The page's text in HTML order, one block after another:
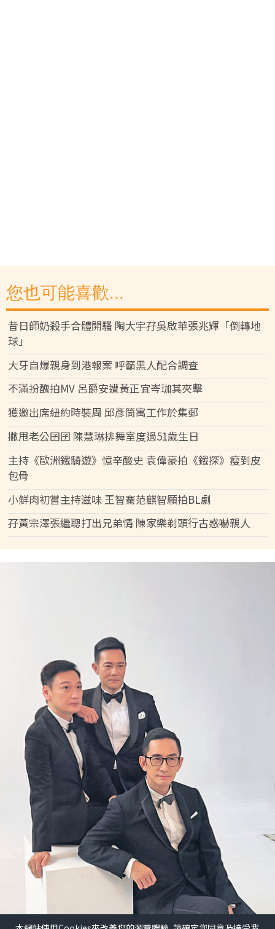
您也可能喜歡...
昔日師奶殺手合體開騷 陶大宇孖吳啟華張兆輝「倒轉地
球」
大牙自爆親身到港報案 呼籲黑人配合調查
不滿扮醜拍MV 呂爵安遭黃正宜岑珈其夾擊
獲邀出席紐約時裝周 邱彥筒寓工作於集郵
撇甩老公囝囝 陳慧琳排舞室度過51歲生日
主持《歐洲鐵騎遊》憶辛酸史 袁偉豪拍《鐵探》瘦到皮
包骨
小鮮肉初嘗主持滋味 王智騫范麒智願拍BL劇
孖黃宗澤張繼聰打出兄弟情 陳家樂剃頭行古惑嚇親人